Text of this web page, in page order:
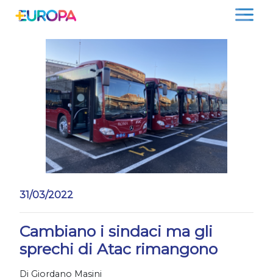
31/03/2022
Cambiano i sindaci ma gli
sprechi di Atac rimangono
Di Giordano Masini